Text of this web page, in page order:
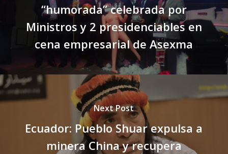
“humorada” celebrada por
Ministros y 2 presidenciables en
cena empresarial de Asexma
Next Post
Ecuador: Pueblo Shuar expulsa a
minera China y recupera